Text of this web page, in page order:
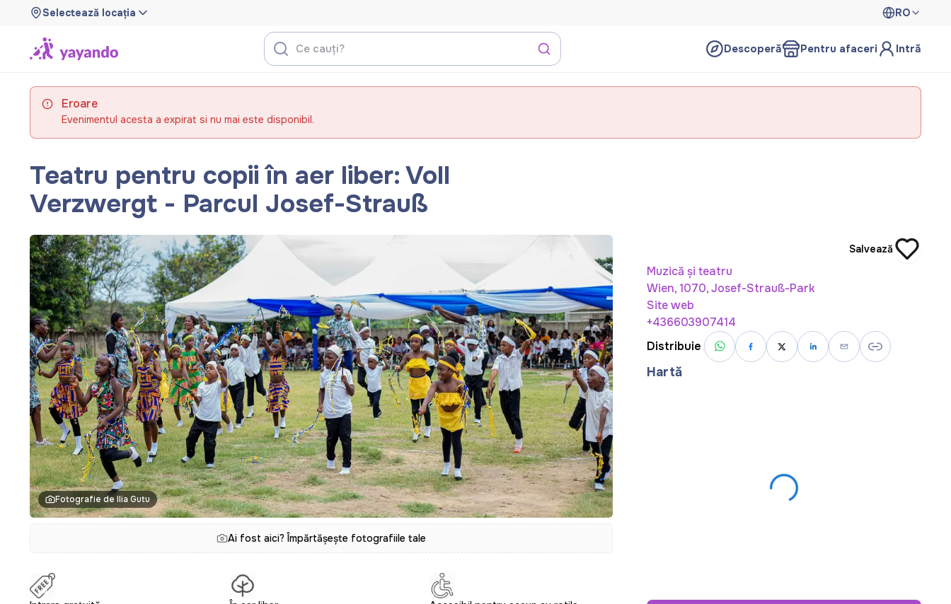
Selectează locația RO
Descoperă Pentru afaceri Intră
Eroare
Evenimentul acesta a expirat si nu mai este disponibil.
Teatru pentru copii în aer liber: Voll
Verzwergt - Parcul Josef-Strauß
Fotografie de Ilia Gutu
Ai fost aici? Împărtășește fotografiile tale
Salvează
Muzică și teatru
Wien, 1070, Josef-Strauß-Park
Site web
+436603907414
Distribuie
Hartă